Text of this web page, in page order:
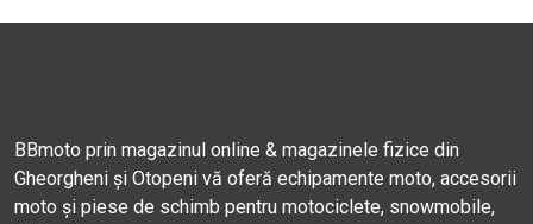
BBmoto prin magazinul online & magazinele fizice din
Gheorgheni și Otopeni vă oferă echipamente moto, accesorii
moto și piese de schimb pentru motociclete, snowmobile,